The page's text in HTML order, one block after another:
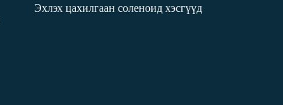
Эхлэх цахилгаан соленоид хэсгүүд